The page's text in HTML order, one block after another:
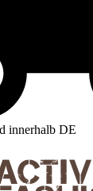
innerhalb DE